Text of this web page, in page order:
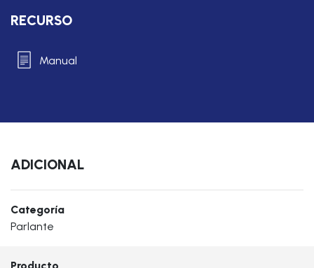
RECURSO
Manual
ADICIONAL
Categoría
Parlante